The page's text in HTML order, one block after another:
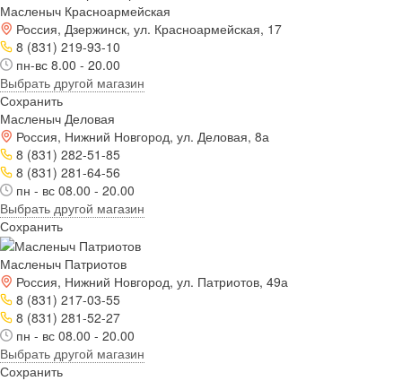
Масленыч Красноармейская
Россия, Дзержинск, ул. Красноармейская, 17
8 (831) 219-93-10
пн-вс 8.00 - 20.00
Выбрать другой магазин
Сохранить
Масленыч Деловая
Россия, Нижний Новгород, ул. Деловая, 8а
8 (831) 282-51-85
8 (831) 281-64-56
пн - вс 08.00 - 20.00
Выбрать другой магазин
Сохранить
Масленыч Патриотов
Россия, Нижний Новгород, ул. Патриотов, 49а
8 (831) 217-03-55
8 (831) 281-52-27
пн - вс 08.00 - 20.00
Выбрать другой магазин
Сохранить